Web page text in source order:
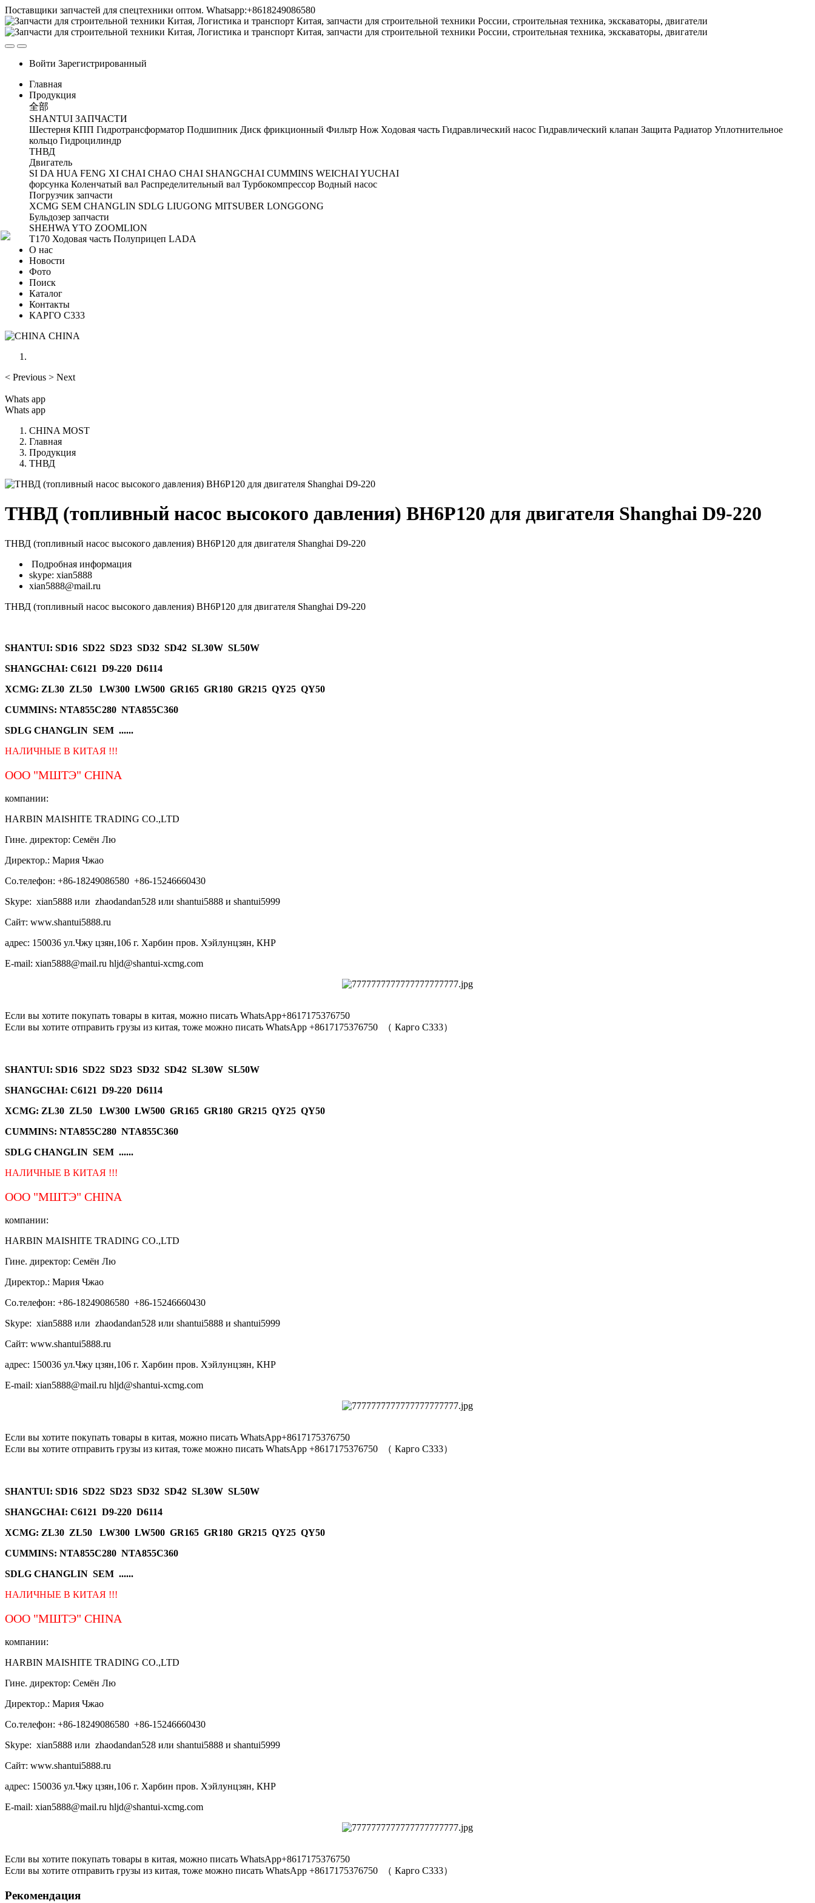
Поставщики запчастей для спецтехники оптом. Whatsapp:+8618249086580
Войти Зарегистрированный
Главная
Продукция
全部
SHANTUI ЗАПЧАСТИ
Шестерня КПП Гидротрансформатор Подшипник Диск фрикционный Фильтр Нож Ходовая часть Гидравлический насос Гидравлический клапан Защита Радиатор Уплотнительное
кольцо Гидроцилиндр
ТНВД
Двигатель
SI DA HUA FENG XI CHAI CHAO CHAI SHANGCHAI CUMMINS WEICHAIYUCHAI
форсунка Коленчатый вал Распределительный вал Турбокомпрессор Водный насос
Погрузчик запчасти
XCMG SEM CHANGLIN SDLG LIUGONG MITSUBER LONGGONG
Бульдозер запчасти
SHEHWA YTO ZOOMLION
T170 Ходовая часть Полуприцеп LADA
О нас
Новости
Фото
Поиск
Каталог
Контакты
КАРГО С333
CHINA
< Previous > Next
Whats app
Whats app
CHINA MOST
Главная
Продукция
ТНВД
ТНВД (топливный насос высокого давления) BH6P120 для двигателя Shanghai D9-220
ТНВД (топливный насос высокого давления) BH6P120 для двигателя Shanghai D9-220
Подробная информация
skype: xian5888
xian5888@mail.ru
ТНВД (топливный насос высокого давления) BH6P120 для двигателя Shanghai D9-220
SHANTUI: SD16 SD22 SD23 SD32 SD42 SL30W SL50W
SHANGCHAI: C6121 D9-220 D6114
XCMG: ZL30 ZL50 LW300 LW500 GR165 GR180 GR215 QY25 QY50
CUMMINS: NTA855C280 NTA855C360
SDLG CHANGLIN SEM ......
НАЛИЧНЫЕ В КИТАЯ !!!
ООО "МШТЭ" CHINA
компании:
HARBIN MAISHITE TRADING CO.,LTD
Гине. директор: Семён Лю
Директор.: Мария Чжао
Со.телефон: +86-18249086580 +86-15246660430
Skype: xian5888 или zhaodandan528 или shantui5888 и shantui5999
Сайт: www.shantui5888.ru
адрес: 150036 ул.Чжу цзян,106 г. Харбин пров. Хэйлунцзян, КНР
E-mail: xian5888@mail.ru hljd@shantui-xcmg.com
Если вы хотите покупать товары в китая, можно писать WhatsApp+8617175376750
Если вы хотите отправить грузы из китая, тоже можно писать WhatsApp +8617175376750 （ Карго C333）
SHANTUI: SD16 SD22 SD23 SD32 SD42 SL30W SL50W
SHANGCHAI: C6121 D9-220 D6114
XCMG: ZL30 ZL50 LW300 LW500 GR165 GR180 GR215 QY25 QY50
CUMMINS: NTA855C280 NTA855C360
SDLG CHANGLIN SEM ......
НАЛИЧНЫЕ В КИТАЯ !!!
ООО "МШТЭ" CHINA
компании:
HARBIN MAISHITE TRADING CO.,LTD
Гине. директор: Семён Лю
Директор.: Мария Чжао
Со.телефон: +86-18249086580 +86-15246660430
Skype: xian5888 или zhaodandan528 или shantui5888 и shantui5999
Сайт: www.shantui5888.ru
адрес: 150036 ул.Чжу цзян,106 г. Харбин пров. Хэйлунцзян, КНР
E-mail: xian5888@mail.ru hljd@shantui-xcmg.com
Если вы хотите покупать товары в китая, можно писать WhatsApp+8617175376750
Если вы хотите отправить грузы из китая, тоже можно писать WhatsApp +8617175376750 （ Карго C333）
SHANTUI: SD16 SD22 SD23 SD32 SD42 SL30W SL50W
SHANGCHAI: C6121 D9-220 D6114
XCMG: ZL30 ZL50 LW300 LW500 GR165 GR180 GR215 QY25 QY50
CUMMINS: NTA855C280 NTA855C360
SDLG CHANGLIN SEM ......
НАЛИЧНЫЕ В КИТАЯ !!!
ООО "МШТЭ" CHINA
компании:
HARBIN MAISHITE TRADING CO.,LTD
Гине. директор: Семён Лю
Директор.: Мария Чжао
Со.телефон: +86-18249086580 +86-15246660430
Skype: xian5888 или zhaodandan528 или shantui5888 и shantui5999
Сайт: www.shantui5888.ru
адрес: 150036 ул.Чжу цзян,106 г. Харбин пров. Хэйлунцзян, КНР
E-mail: xian5888@mail.ru hljd@shantui-xcmg.com
Если вы хотите покупать товары в китая, можно писать WhatsApp+8617175376750
Если вы хотите отправить грузы из китая, тоже можно писать WhatsApp +8617175376750 （ Карго C333）
Рекомендация